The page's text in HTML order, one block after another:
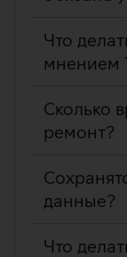
Что
мнением
Сколько
ремонт?
данные?
Что